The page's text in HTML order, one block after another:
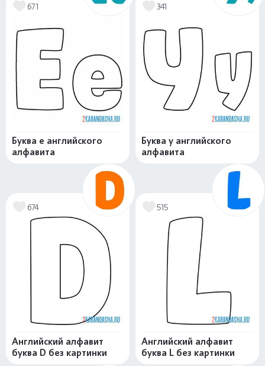
671
Буква e английского
алфавита
341
Буква y английского
алфавита
674
Английский алфавит
буква D без картинки
515
Английский алфавит
буква L без картинки